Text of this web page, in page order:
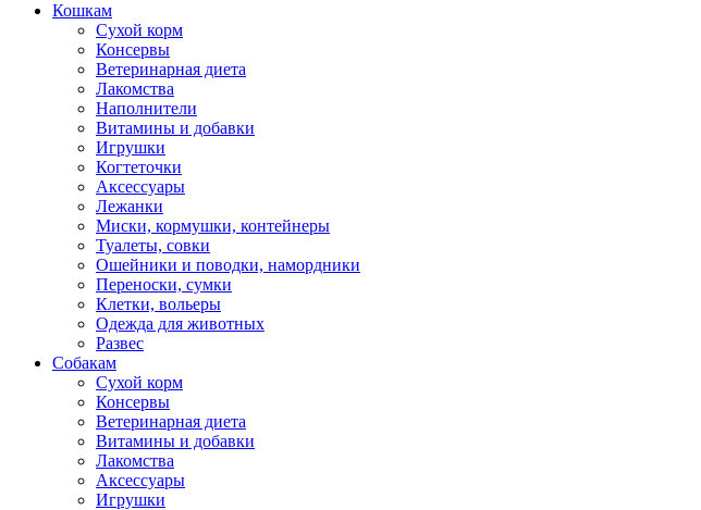
Кошкам
Сухой корм
Консервы
Ветеринарная диета
Лакомства
Наполнители
Витамины и добавки
Игрушки
Когтеточки
Аксессуары
Лежанки
Миски, кормушки, контейнеры
Туалеты, совки
Ошейники и поводки, намордники
Переноски, сумки
Клетки, вольеры
Одежда для животных
Развес
Собакам
Сухой корм
Консервы
Ветеринарная диета
Витамины и добавки
Лакомства
Аксессуары
Игрушки